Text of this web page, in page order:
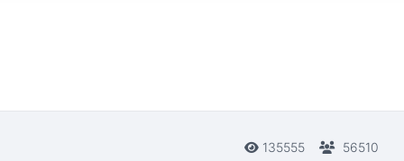
135555 56510